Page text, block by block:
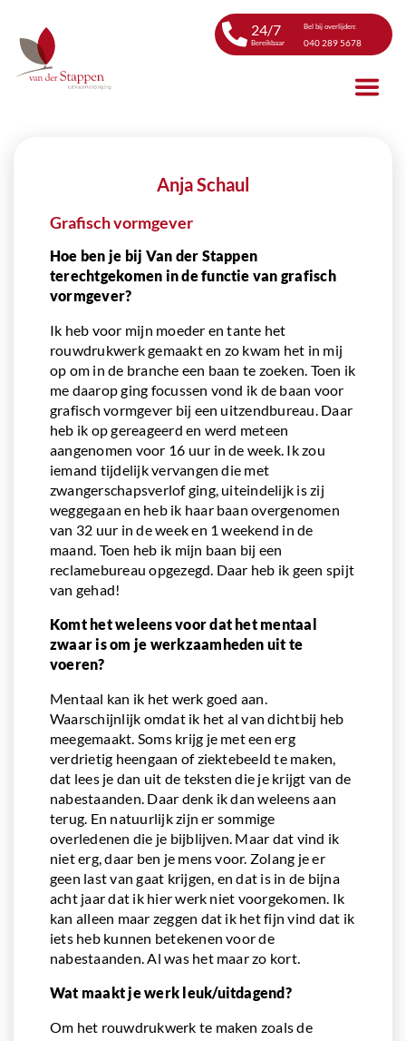
24/7
Bereikbaar
Bel bij overlijden:
040 289 5678
Anja Schaul
Grafisch vormgever
Hoe ben je bij Van der Stappen
terechtgekomen in de functie van grafisch
vormgever?
Ik heb voor mijn moeder en tante het
rouwdrukwerk gemaakt en zo kwam het in mij
op om in de branche een baan te zoeken. Toen ik
me daarop ging focussen vond ik de baan voor
grafisch vormgever bij een uitzendbureau. Daar
heb ik op gereageerd en werd meteen
aangenomen voor 16 uur in de week. Ik zou
iemand tijdelijk vervangen die met
zwangerschapsverlof ging, uiteindelijk is zij
weggegaan en heb ik haar baan overgenomen
van 32 uur in de week en 1 weekend in de
maand. Toen heb ik mijn baan bij een
reclamebureau opgezegd. Daar heb ik geen spijt
van gehad!
Komt het weleens voor dat het mentaal
zwaar is om je werkzaamheden uit te
voeren?
Mentaal kan ik het werk goed aan.
Waarschijnlijk omdat ik het al van dichtbij heb
meegemaakt. Soms krijg je met een erg
verdrietig heengaan of ziektebeeld te maken,
dat lees je dan uit de teksten die je krijgt van de
nabestaanden. Daar denk ik dan weleens aan
terug. En natuurlijk zijn er sommige
overledenen die je bijblijven. Maar dat vind ik
niet erg, daar ben je mens voor. Zolang je er
geen last van gaat krijgen, en dat is in de bijna
acht jaar dat ik hier werk niet voorgekomen. Ik
kan alleen maar zeggen dat ik het fijn vind dat ik
iets heb kunnen betekenen voor de
nabestaanden. Al was het maar zo kort.
Wat maakt je werk leuk/uitdagend?
Om het rouwdrukwerk te maken zoals de